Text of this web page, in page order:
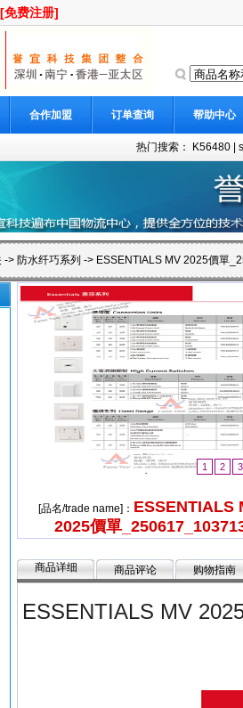
[免费注册]
合作加盟 订单查询 帮助中心
热门搜索： K56480
-> 防水纤巧系列 -> ESSENTIALS MV 2025價單
1 2 3
[品名/trade name]： ESSENTIALS
2025價單
商品详细 商品评论 购物指南
ESSENTIALS MV